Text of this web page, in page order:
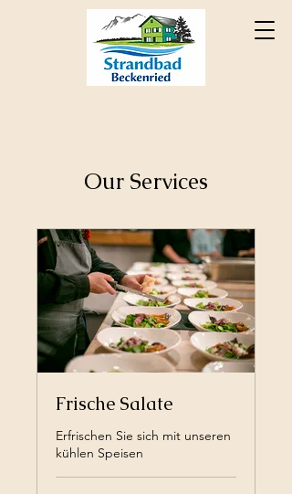
Our Services
Frische Salate
Erfrischen Sie sich mit unseren
kühlen Speisen